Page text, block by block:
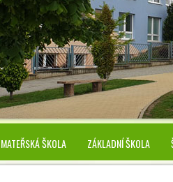
MATEŘSKÁ ŠKOLA ZÁKLADNÍ ŠKOLA